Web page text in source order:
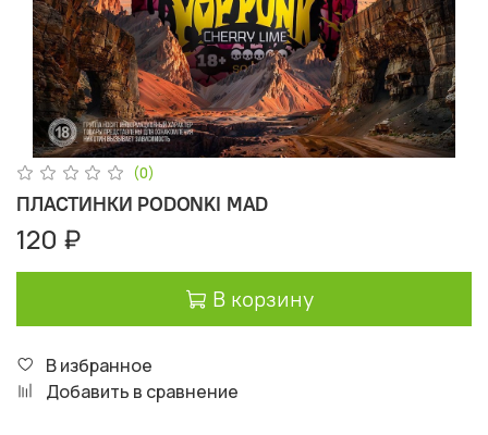
(0)
ПЛАСТИНКИ PODONKI MAD
120 ₽
В корзину
В избранное
Добавить в сравнение